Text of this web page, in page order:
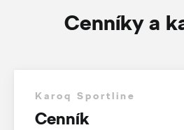
Cenníky a
Karoq Sportline
Cenník